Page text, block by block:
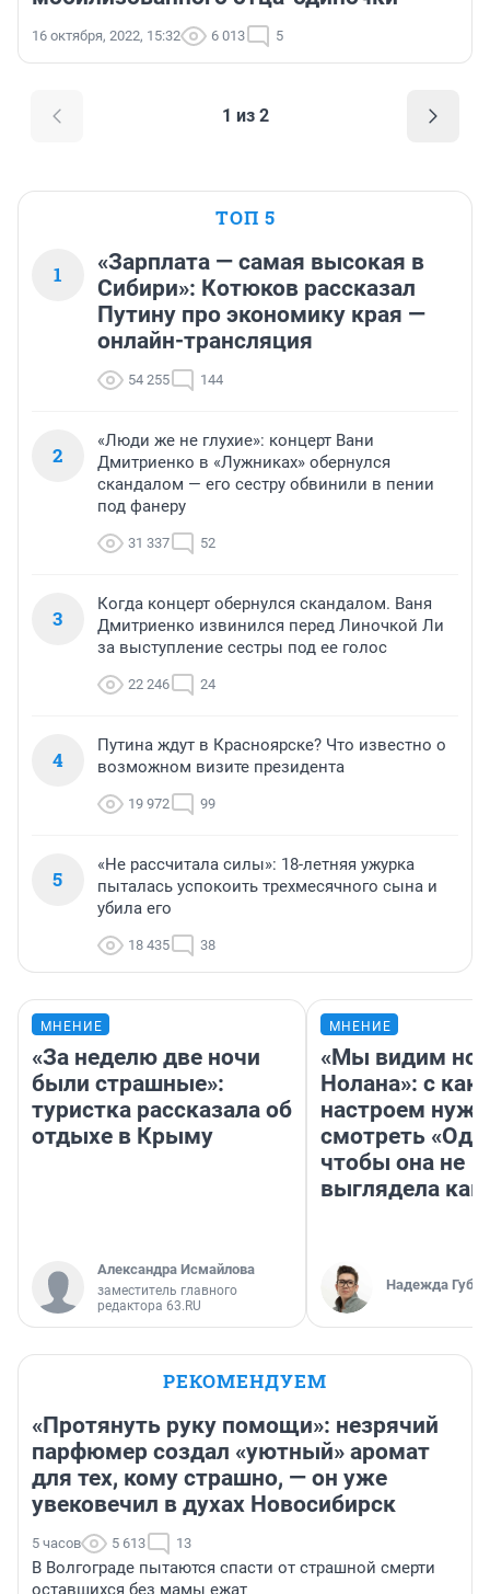
16 октября, 2022, 15:32 6 013 5
1 из 2
ТОП 5
1
«Зарплата — самая высокая в
Сибири»: Котюков рассказал
Путину про экономику края —
онлайн-трансляция
54 255 144
2
«Люди же не глухие»: концерт Вани
Дмитриенко в «Лужниках» обернулся
скандалом — его сестру обвинили в пении
под фанеру
31 337 52
3
Когда концерт обернулся скандалом. Ваня
Дмитриенко извинился перед Линочкой Ли
за выступление сестры под ее голос
22 246 24
4
Путина ждут в Красноярске? Что известно о
возможном визите президента
19 972 99
5
«Не рассчитала силы»: 18-летняя ужурка
пыталась успокоить трехмесячного сына и
убила его
18 435 38
МНЕНИЕ
«За неделю две ночи
были страшные»:
туристка рассказала об
отдыхе в Крыму
Александра Исмайлова
заместитель главного
редактора 63.RU
МНЕНИЕ
«Мы видим
Нолана»: с
настроем
смотреть
чтобы она не
выглядела как
Надежда
РЕКОМЕНДУЕМ
«Протянуть руку помощи»: незрячий
парфюмер создал «уютный» аромат
для тех, кому страшно, — он уже
увековечил в духах Новосибирск
5 часов 5 613 13
В Волгограде пытаются спасти от страшной смерти
оставшихся без мамы ежат